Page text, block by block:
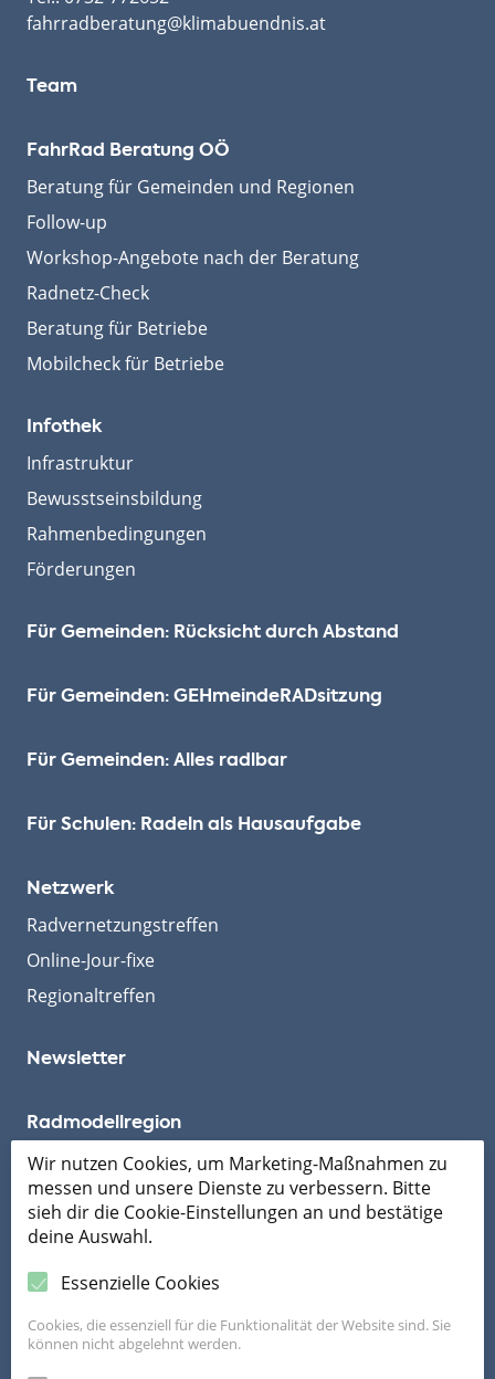
fahrradberatung@klimabuendnis.at
Team
FahrRad Beratung OÖ
Beratung für Gemeinden und Regionen
Follow-up
Workshop-Angebote nach der Beratung
Radnetz-Check
Beratung für Betriebe
Mobilcheck für Betriebe
Infothek
Infrastruktur
Bewusstseinsbildung
Rahmenbedingungen
Förderungen
Für Gemeinden: Rücksicht durch Abstand
Für Gemeinden: GEHmeinde­RADsitzung
Für Gemeinden: Alles radlbar
Für Schulen: Radeln als Hausaufgabe
Netzwerk
Radvernetzungstreffen
Online-Jour-fixe
Regionaltreffen
Newsletter
Radmodellregion
Mobil ans Ziel
Wir nutzen Cookies, um Marketing-Maßnahmen zu
messen und unsere Dienste zu verbessern. Bitte
sieh dir die Cookie-Einstellungen an und bestätige
deine Auswahl.
Essenzielle Cookies
Cookies, die essenziell für die Funktionalität der Website sind. Sie
können nicht abgelehnt werden.